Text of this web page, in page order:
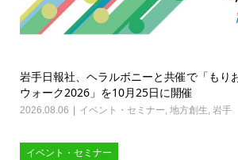
岩手日報社、ヘラルボニーと共催で「もり
ウォーク2026」を10月25日に開催
2026.08.06 イベント・セミナー, 地方創生, 岩手
イベント・セミナー